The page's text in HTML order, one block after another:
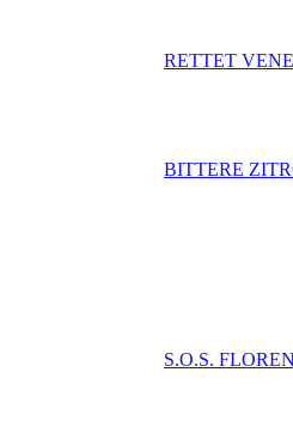
RETTET
BITTERE
S.O.S.